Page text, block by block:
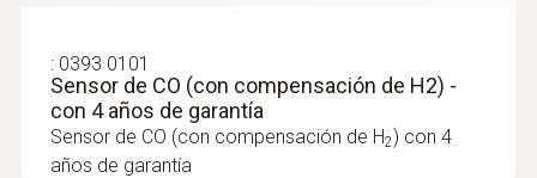
: 0393 0101
Sensor de CO (con compensación de H2) -
con 4 años de garantía
Sensor de CO (con compensación de H2) con 4
años de garantía